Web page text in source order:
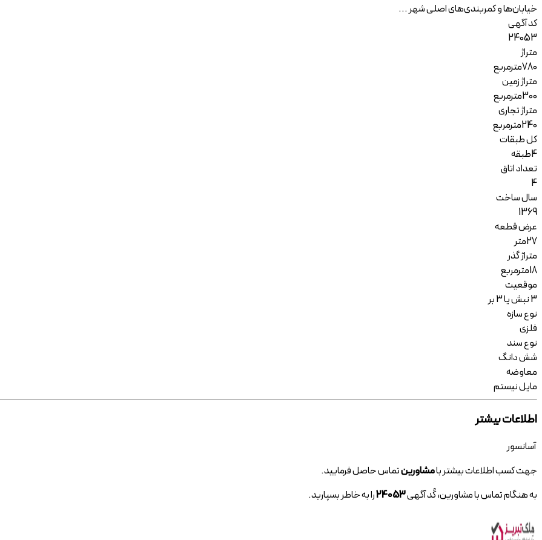
خیابان‌ها و کمربندی‌های اصلی شهر ...
کد آگهی
24053
متراژ
780مترمربع
متراژ زمین
300مترمربع
متراژ تجاری
240مترمربع
کل طبقات
4طبقه
تعداد اتاق
4
سال ساخت
1369
عرض قطعه
27متر
متراژ گذر
18مترمربع
موقعیت
3 نبش یا 3 بر
نوع سازه
فلزی
نوع سند
شش دانگ
معاوضه
مایل نیستم
اطلاعات بیشتر
آسانسور
جهت کسب اطلاعات بیشتر بامشاورینتماس حاصل فرمایید.
به هنگام تماس با مشاورین، کُد آگهی24053را به خاطر بسپارید.